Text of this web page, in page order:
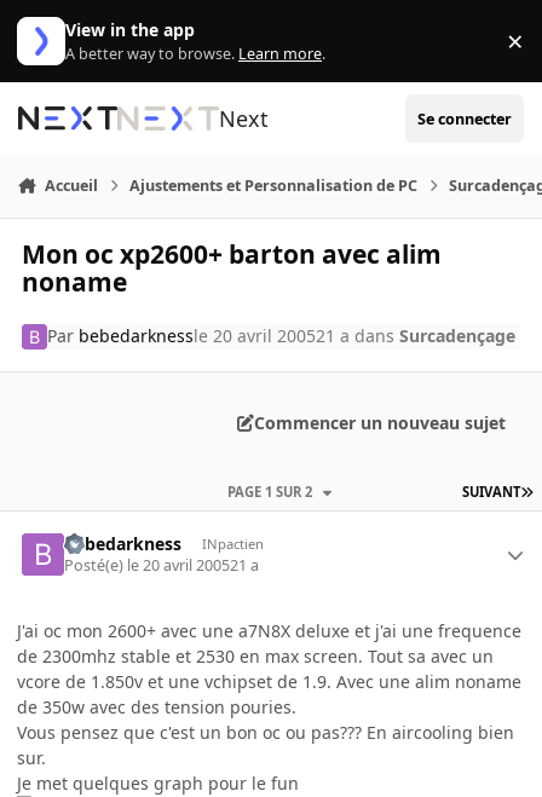
Aller au contenu
View in the app
A better way to browse. Learn more. ×
Next Se connecter
Accueil Ajustements et Personnalisation de PC
Mon oc xp2600+ barton avec alim
noname
Par bebedarknessle 20 avril 200521 a dansSurcadençage
Commencer un nouveau sujet
SUIVANT
PAGE 1 SUR 2
bebedarkness INpactien
Posté(e) le 20 avril 200521 a
J'ai oc mon 2600+ avec une a7N8X deluxe et j'ai une frequence
de 2300mhz stable et 2530 en max screen. Tout sa avec un
vcore de 1.850v et une vchipset de 1.9. Avec une alim noname
de 350w avec des tension pouries.
Vous pensez que c'est un bon oc ou pas??? En aircooling bien
sur.
Je met quelques graph pour le fun